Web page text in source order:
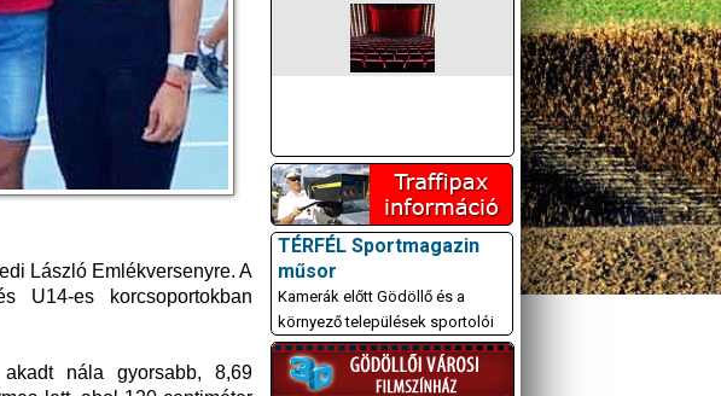
László Emlékversenyre. A
U14-es korcsoportokban
nála gyorsabb, 8,69
TÉRFÉL Sportmagazin
műsor
Kamerák előtt Gödöllő és a
környező települések sportolói